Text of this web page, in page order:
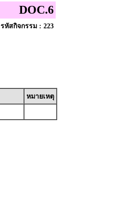
DOC.6
รหัสกิจกรรม : 223
หมายเหตุ